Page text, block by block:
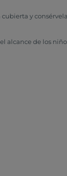
y
alcance de los